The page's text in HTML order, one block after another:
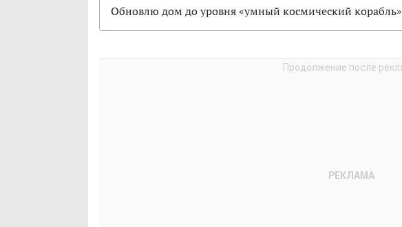
Обновлю дом до уровня «умный космический корабль»